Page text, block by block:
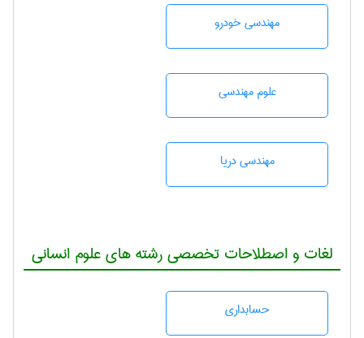
مهندسی خودرو
علوم مهندسی
مهندسی دریا
لغات و اصطلاحات تخصصی رشته های علوم انسانی
حسابداری